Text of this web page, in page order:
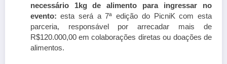
necessário 1kg de alimento para ingressar no
evento: esta será a 7ª edição do PicniK com esta
parceria, responsável por arrecadar mais de
R$120.000,00 em colaborações diretas ou doações de
alimentos.